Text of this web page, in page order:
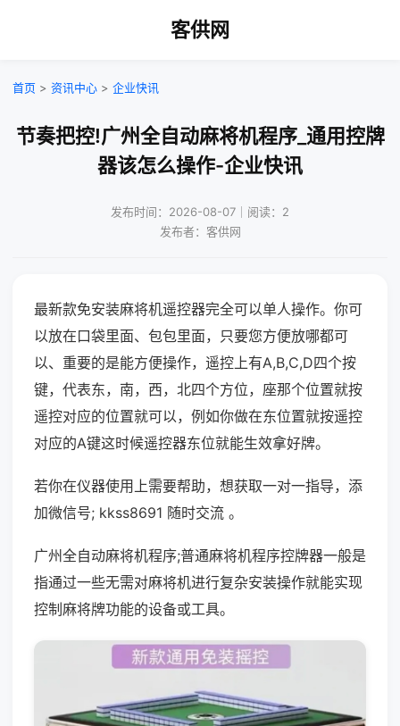
客供网
首页 > 资讯中心 > 企业快讯
节奏把控!广州全自动麻将机程序_通用控牌
器该怎么操作-企业快讯
发布时间：2026-08-07｜阅读：2
发布者：客供网
最新款免安装麻将机遥控器完全可以单人操作。你可
以放在口袋里面、包包里面，只要您方便放哪都可
以、重要的是能方便操作，遥控上有A,B,C,D四个按
键，代表东，南，西，北四个方位，座那个位置就按
遥控对应的位置就可以，例如你做在东位置就按遥控
对应的A键这时候遥控器东位就能生效拿好牌。
若你在仪器使用上需要帮助，想获取一对一指导，添
加微信号; kkss8691 随时交流 。
广州全自动麻将机程序;普通麻将机程序控牌器一般是
指通过一些无需对麻将机进行复杂安装操作就能实现
控制麻将牌功能的设备或工具。